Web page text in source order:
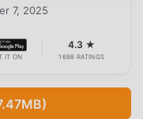
7, 2025
IT ON
4.3 ★
1698 RATINGS